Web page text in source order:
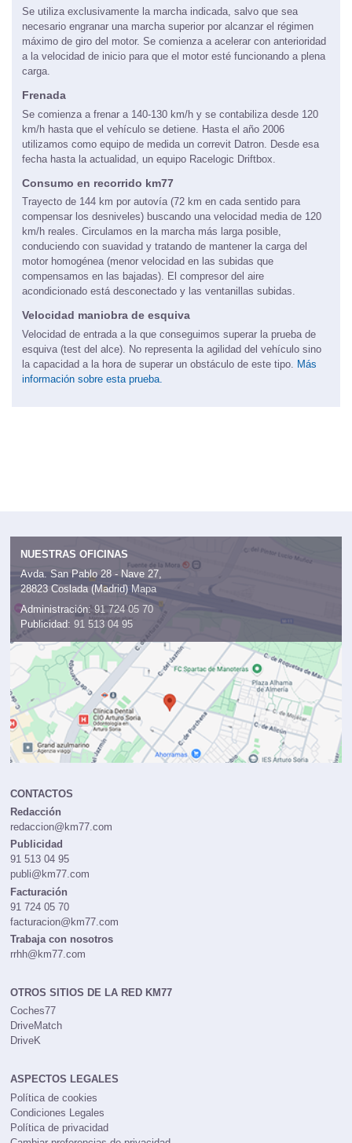
Se utiliza exclusivamente la marcha indicada, salvo que sea
necesario engranar una marcha superior por alcanzar el régimen
máximo de giro del motor. Se comienza a acelerar con anterioridad
a la velocidad de inicio para que el motor esté funcionando a plena
carga.
Frenada
Se comienza a frenar a 140-130 km/h y se contabiliza desde 120
km/h hasta que el vehículo se detiene. Hasta el año 2006
utilizamos como equipo de medida un correvit Datron. Desde esa
fecha hasta la actualidad, un equipo Racelogic Driftbox.
Consumo en recorrido km77
Trayecto de 144 km por autovía (72 km en cada sentido para
compensar los desniveles) buscando una velocidad media de 120
km/h reales. Circulamos en la marcha más larga posible,
conduciendo con suavidad y tratando de mantener la carga del
motor homogénea (menor velocidad en las subidas que
compensamos en las bajadas). El compresor del aire
acondicionado está desconectado y las ventanillas subidas.
Velocidad maniobra de esquiva
Velocidad de entrada a la que conseguimos superar la prueba de
esquiva (test del alce). No representa la agilidad del vehículo sino
la capacidad a la hora de superar un obstáculo de este tipo. Más
información sobre esta prueba.
NUESTRAS OFICINAS
Avda. San Pablo 28 - Nave 27,
28823 Coslada (Madrid) Mapa
Administración: 91 724 05 70
Publicidad: 91 513 04 95
CONTACTOS
Redacción
redaccion@km77.com
Publicidad
91 513 04 95
publi@km77.com
Facturación
91 724 05 70
facturacion@km77.com
Trabaja con nosotros
rrhh@km77.com
OTROS SITIOS DE LA RED KM77
Coches77
DriveMatch
DriveK
ASPECTOS LEGALES
Política de cookies
Condiciones Legales
Política de privacidad